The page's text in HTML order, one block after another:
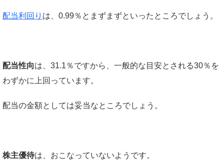
配当利回り は、0.99％とまずまずといったところでしょう。
配当性向は、31.1％ですから、一般的な目安とされる30％を
わずかに上回っています。
配当の金額としては妥当なところでしょう。
株主優待は、おこなっていないようです。